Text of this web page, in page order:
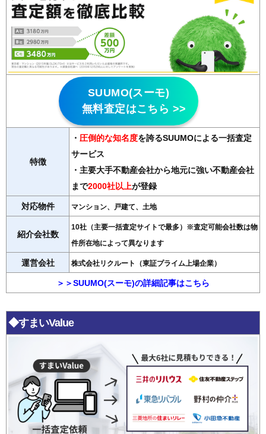
SUUMO(スーモ)
無料査定はこちら >>
特徴
・ 圧倒的な知名度を誇るSUUMOによる一括査定
サービス
・主要大手不動産会社から地元に強い不動産会社
まで2000社以上が登録
対応物件 マンション、戸建て、土地
紹介会社数
10社（主要一括査定サイトで最多）※査定可能会社数は物
件所在地によって異なります
運営会社 株式会社リクルート（東証プライム上場企業）
＞＞SUUMO(スーモ)の詳細記事はこちら
◆すまいValue